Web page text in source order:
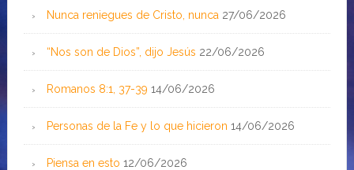
Nunca reniegues de Cristo, nunca 27/06/2026
“Nos son de Dios”, dijo Jesús 22/06/2026
Romanos 8:1, 37-39 14/06/2026
Personas de la Fe y lo que hicieron 14/06/2026
Piensa en esto 12/06/2026